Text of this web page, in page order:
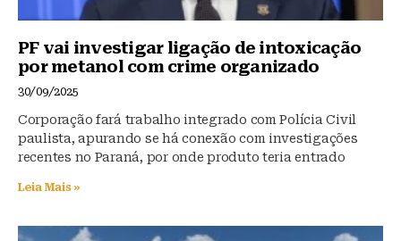
PF vai investigar ligação de intoxicação
por metanol com crime organizado
30/09/2025
Corporação fará trabalho integrado com Polícia Civil
paulista, apurando se há conexão com investigações
recentes no Paraná, por onde produto teria entrado
Leia Mais »